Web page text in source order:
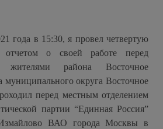
года в 15:30, я провел четвертую
о своей работе перед
жителями района Восточное
муниципального округа Восточное
перед местным отделением
партии “Единная Россия”
ВАО города Москвы в